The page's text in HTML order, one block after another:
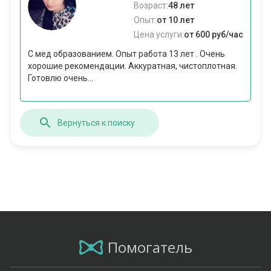
Возраст:48 лет
Опыт:от 10 лет
Цена услуги:от 600 руб/час
С мед образованием. Опыт работа 13 лет . Очень
хорошие рекомендации. Аккуратная, чистоплотная.
Готовлю очень...
Вернуться к поиску
Помогатель